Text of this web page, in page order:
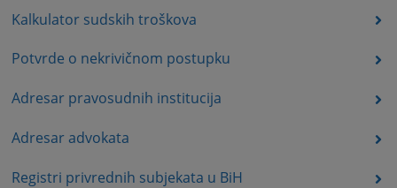
Kalkulator sudskih troškova
Potvrde o nekrivičnom postupku
Adresar pravosudnih institucija
Adresar advokata
Registri privrednih subjekata u BiH